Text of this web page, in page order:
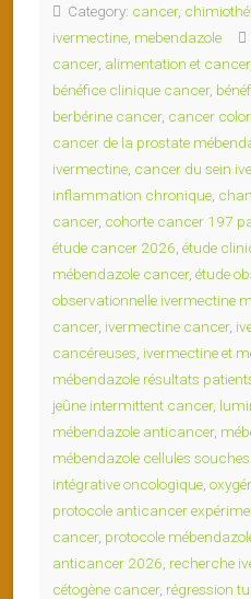
Category: cancer,
ivermectine mebendazole
cancer, alimentation et cancer,
bénéfice clinique cancer,
berbérine cancer, cancer
cancer de la prostate
ivermectine cancer du sein
inflammation chronique
cancer, cohorte cancer 197
étude cancer 2026 étude
mébendazole cancer, étude
observationnelle ivermectine
cancer, ivermectine cancer,
cancéreuses ivermectine et
mébendazole résultats
jeûne intermittent cancer,
mébendazole anticancer,
mébendazole cellules
intégrative oncologique
protocole anticancer
cancer, protocole
anticancer 2026 recherche
cétogène cancer, régression